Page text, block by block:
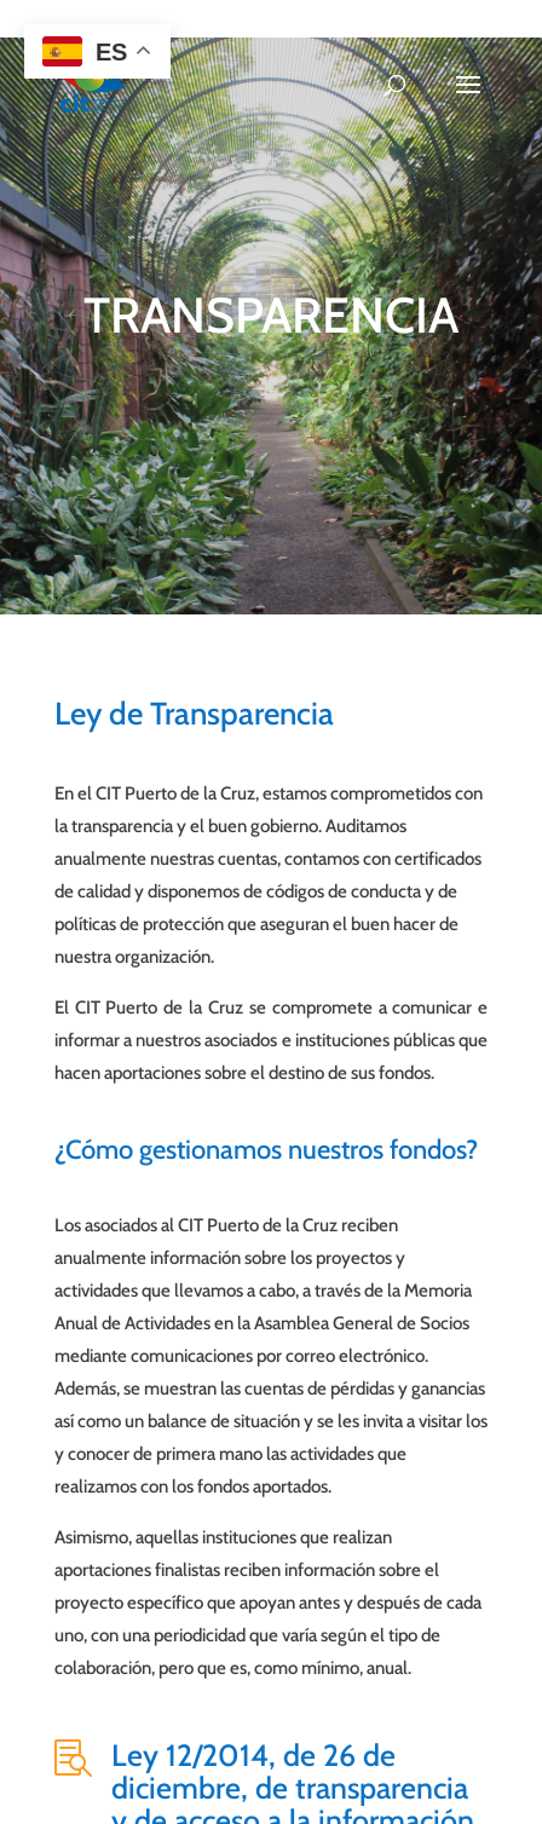
TRANSPARENCIA
Ley de Transparencia
En el CIT Puerto de la Cruz, estamos comprometidos con
la transparencia y el buen gobierno. Auditamos
anualmente nuestras cuentas, contamos con certificados
de calidad y disponemos de códigos de conducta y de
políticas de protección que aseguran el buen hacer de
nuestra organización.
El CIT Puerto de la Cruz se compromete a comunicar e
informar a nuestros asociados e instituciones públicas que
hacen aportaciones sobre el destino de sus fondos.
¿Cómo gestionamos nuestros fondos?
Los asociados al CIT Puerto de la Cruz reciben
anualmente información sobre los proyectos y
actividades que llevamos a cabo, a través de la Memoria
Anual de Actividades en la Asamblea General de Socios
mediante comunicaciones por correo electrónico.
Además, se muestran las cuentas de pérdidas y ganancias
así como un balance de situación y se les invita a visitar los
y conocer de primera mano las actividades que
realizamos con los fondos aportados.
Asimismo, aquellas instituciones que realizan
aportaciones finalistas reciben información sobre el
proyecto específico que apoyan antes y después de cada
uno, con una periodicidad que varía según el tipo de
colaboración, pero que es, como mínimo, anual.

Ley 12/2014, de 26 de
diciembre, de transparencia
ES